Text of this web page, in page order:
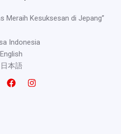
Meraih Kesuksesan di Jepang”
Indonesia
English
日本語